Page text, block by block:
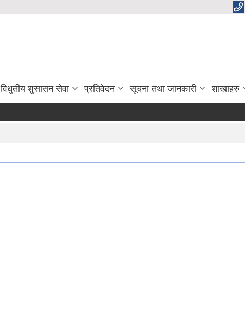
विधुतीय शुसासन सेवा प्रतिवेदन सूचना तथा जानकारी शाखाहरु